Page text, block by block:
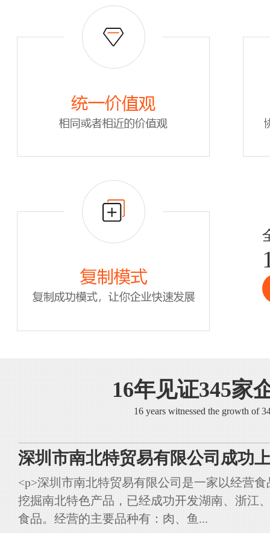
16年见证345家
16 years witnessed the growth of
深圳市南北特贸易有限公司成功
<p>深圳市南北特贸易有限公司是一家以经营
挖掘南北特色产品，已经成功开发湖南、浙江
食品。经营的主要品种有：肉、鱼...